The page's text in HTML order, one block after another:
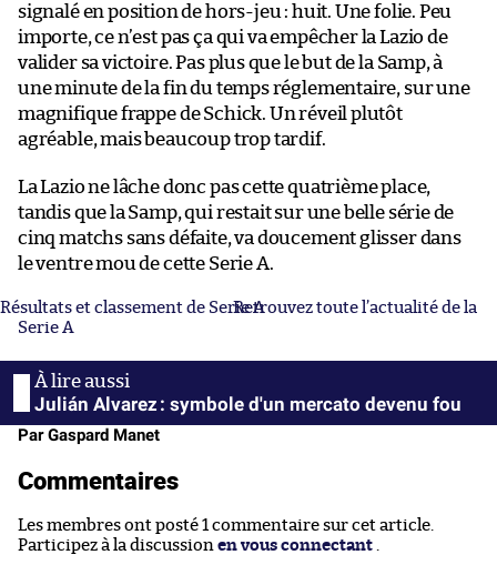
signalé en position de hors-jeu : huit. Une folie. Peu
importe, ce n’est pas ça qui va empêcher la Lazio de
valider sa victoire. Pas plus que le but de la Samp, à
une minute de la fin du temps réglementaire, sur une
magnifique frappe de Schick. Un réveil plutôt
agréable, mais beaucoup trop tardif.
La Lazio ne lâche donc pas cette quatrième place,
tandis que la Samp, qui restait sur une belle série de
cinq matchs sans défaite, va doucement glisser dans
le ventre mou de cette Serie A.
Résultats et classement de Serie ARetrouvez toute l’actualité de la
Serie A
Julián Alvarez : symbole d'un mercato devenu fou
Par Gaspard Manet
Commentaires
Les membres ont posté 1 commentaire sur cet article.
Participez à la discussion en vous connectant